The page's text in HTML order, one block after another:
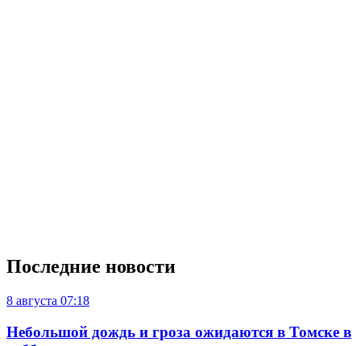
Последние новости
8 августа 07:18
Небольшой дождь и гроза ожидаются в Томске в